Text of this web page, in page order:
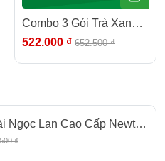
Combo 3 Gói Trà Xanh
Lài Ngọc Lan Cao Cấp
Pha Trà Chanh, Trà Tắc
522.000 ₫ 652.500 ₫
Ngọc Lan Cao Cấp Newtea
Pha Trà Chanh, Trà
₫